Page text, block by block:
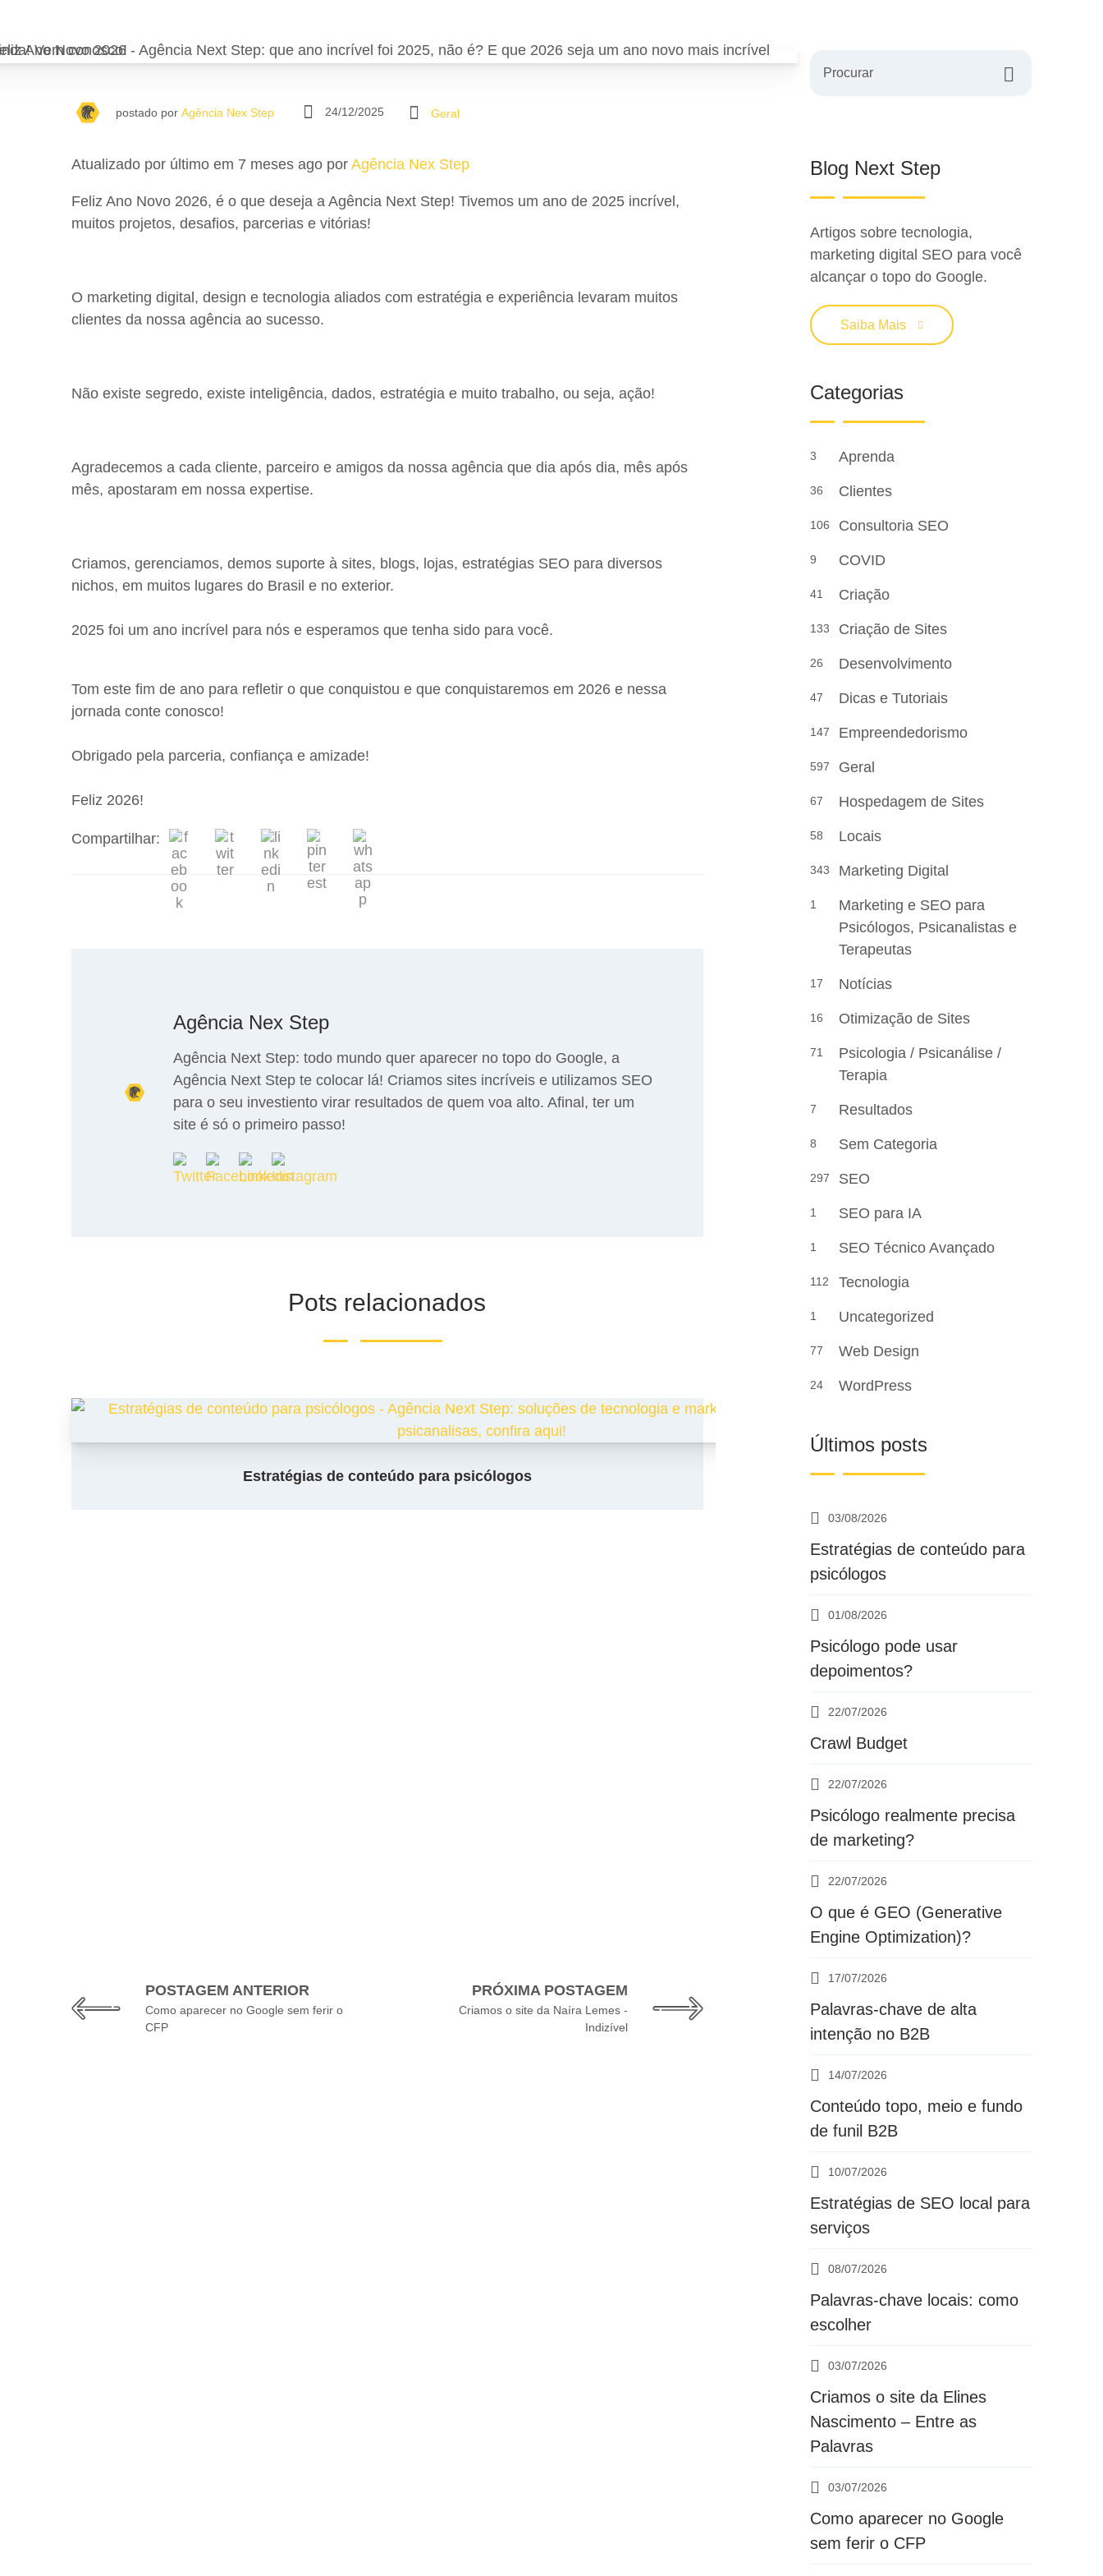
postado por Agência Nex Step 24/12/2025 Geral
Atualizado por último em 7 meses ago por Agência Nex Step
Feliz Ano Novo 2026, é o que deseja a Agência Next Step! Tivemos um ano de 2025 incrível,
muitos projetos, desafios, parcerias e vitórias!
O marketing digital, design e tecnologia aliados com estratégia e experiência levaram muitos
clientes da nossa agência ao sucesso.
Não existe segredo, existe inteligência, dados, estratégia e muito trabalho, ou seja, ação!
Agradecemos a cada cliente, parceiro e amigos da nossa agência que dia após dia, mês após
mês, apostaram em nossa expertise.
Criamos, gerenciamos, demos suporte à sites, blogs, lojas, estratégias SEO para diversos
nichos, em muitos lugares do Brasil e no exterior.
2025 foi um ano incrível para nós e esperamos que tenha sido para você.
Tom este fim de ano para refletir o que conquistou e que conquistaremos em 2026 e nessa
jornada conte conosco!
Obrigado pela parceria, confiança e amizade!
Feliz 2026!
Compartilhar:
Agência Nex Step
Agência Next Step: todo mundo quer aparecer no topo do Google, a
Agência Next Step te colocar lá! Criamos sites incríveis e utilizamos SEO
para o seu investiento virar resultados de quem voa alto. Afinal, ter um
site é só o primeiro passo!
Pots relacionados
Estratégias de conteúdo para psicólogos Psicólogo pode usar
POSTAGEM ANTERIOR
Como aparecer no Google sem ferir o
CFP
PRÓXIMA POSTAGEM
Criamos o site da Naíra Lemes -
Indizível
Blog Next Step
Artigos sobre tecnologia,
marketing digital SEO para você
alcançar o topo do Google.
Saiba Mais
Categorias
3 Aprenda
36 Clientes
106 Consultoria SEO
9 COVID
41 Criação
133 Criação de Sites
26 Desenvolvimento
47 Dicas e Tutoriais
147 Empreendedorismo
597 Geral
67 Hospedagem de Sites
58 Locais
343 Marketing Digital
1
Marketing e SEO para
Psicólogos, Psicanalistas e
Terapeutas
17 Notícias
16 Otimização de Sites
71
Psicologia / Psicanálise /
Terapia
7 Resultados
8 Sem Categoria
297 SEO
1 SEO para IA
1 SEO Técnico Avançado
112 Tecnologia
1 Uncategorized
77 Web Design
24 WordPress
Últimos posts
03/08/2026
Estratégias de conteúdo para
psicólogos
01/08/2026
Psicólogo pode usar
depoimentos?
22/07/2026
Crawl Budget
22/07/2026
Psicólogo realmente precisa
de marketing?
22/07/2026
O que é GEO (Generative
Engine Optimization)?
17/07/2026
Palavras-chave de alta
intenção no B2B
14/07/2026
Conteúdo topo, meio e fundo
de funil B2B
10/07/2026
Estratégias de SEO local para
serviços
08/07/2026
Palavras-chave locais: como
escolher
03/07/2026
Criamos o site da Elines
Nascimento – Entre as
Palavras
03/07/2026
Como aparecer no Google
sem ferir o CFP